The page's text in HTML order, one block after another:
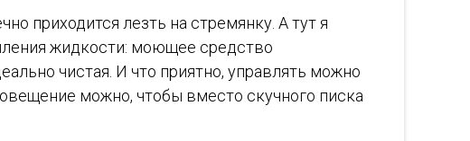
приходится лезть на стремянку. А тут я
жидкости: моющее средство
чистая. И что приятно, управлять можно
можно, чтобы вместо скучного писка